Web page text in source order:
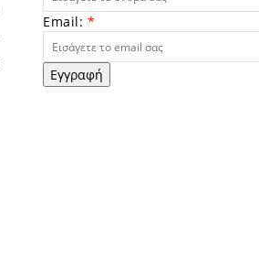
Email: *
Εγγραφή